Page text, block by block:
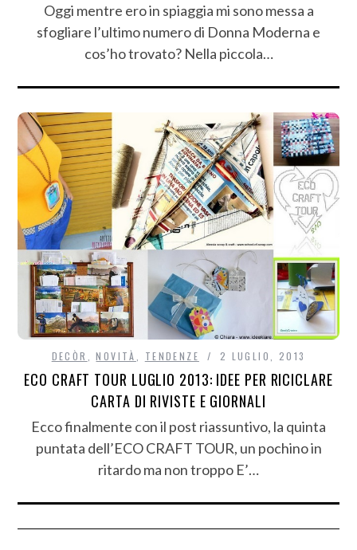
Oggi mentre ero in spiaggia mi sono messa a
sfogliare l’ultimo numero di Donna Moderna e
cos’ho trovato? Nella piccola…
DECÒR ,NOVITÀ TENDENZE 2 LUGLIO, 2013
ECO CRAFT TOUR LUGLIO 2013: IDEE PER RICICLARE
CARTA DI RIVISTE E GIORNALI
Ecco finalmente con il post riassuntivo, la quinta
puntata dell’ECO CRAFT TOUR, un pochino in
ritardo ma non troppo E’…